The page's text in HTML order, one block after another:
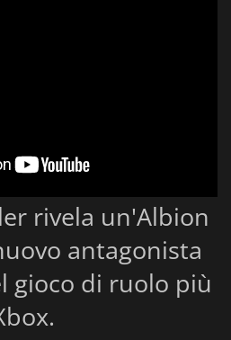
rivela un'Albion
antagonista
gioco di ruolo più